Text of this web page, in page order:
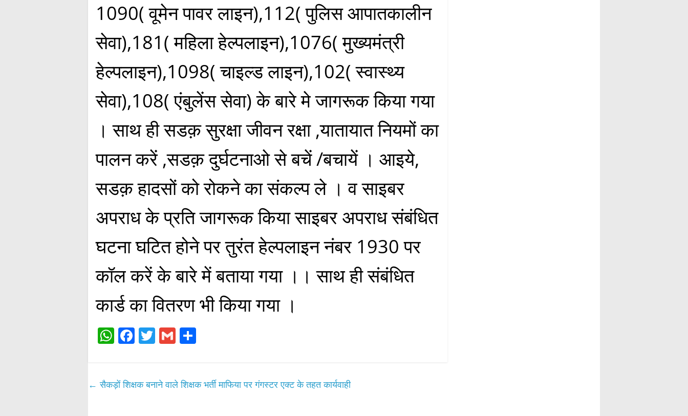
1090( वूमेन पावर लाइन),112( पुलिस आपातकालीन
सेवा),181( महिला हेल्पलाइन),1076( मुख्यमंत्री
हेल्पलाइन),1098( चाइल्ड लाइन),102( स्वास्थ्य
सेवा),108( एंबुलेंस सेवा) के बारे मे जागरूक किया गया
। साथ ही सडक़ सुरक्षा जीवन रक्षा ,यातायात नियमों का
पालन करें ,सडक़ दुर्घटनाओ से बचें /बचायें । आइये,
सडक़ हादसों को रोकने का संकल्प ले । व साइबर
अपराध के प्रति जागरूक किया साइबर अपराध संबंधित
घटना घटित होने पर तुरंत हेल्पलाइन नंबर 1930 पर
कॉल करें के बारे में बताया गया ।। साथ ही संबंधित
कार्ड का वितरण भी किया गया ।
W
A
Fa
ok
T
r
G
← सैकड़ों शिक्षक बनाने वाले शिक्षक भर्ती माफिया पर गंगस्टर एक्ट के तहत कार्यवाही